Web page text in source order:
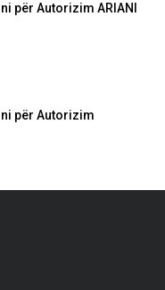
për Autorizim ARIANI
për Autorizim